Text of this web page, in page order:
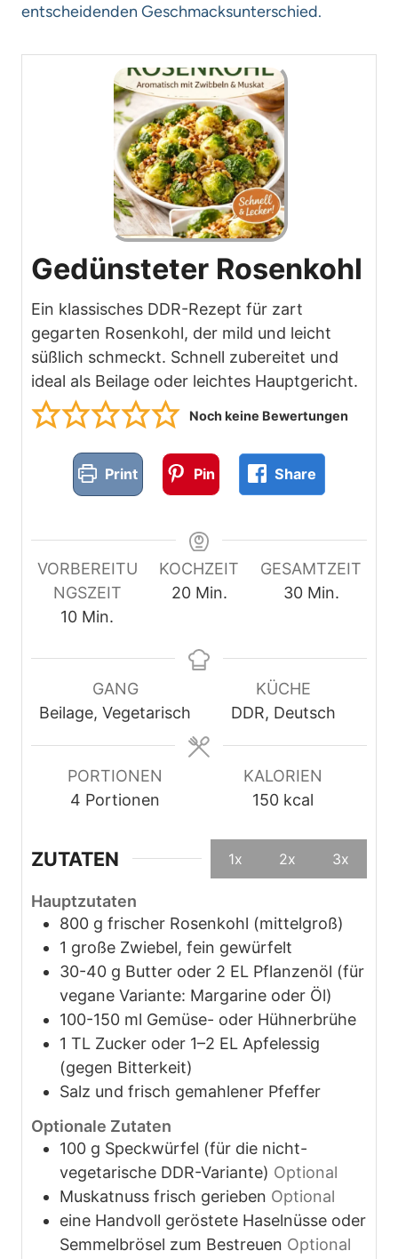
entscheidenden Geschmacksunterschied.
Gedünsteter Rosenkohl
Ein klassisches DDR-Rezept für zart
gegarten Rosenkohl, der mild und leicht
süßlich schmeckt. Schnell zubereitet und
ideal als Beilage oder leichtes Hauptgericht.
Noch keine Bewertungen
Print Pin Share
VORBEREITU
NGSZEIT
10M
n
t
Min.
KOCHZEIT
20M
u
e
n
Min.
GESAMTZEIT
30M
u
t
e
Min.
GANG
Beilage, Vegetarisch
KÜCHE
DDR, Deutsch
PORTIONEN
4 Portionen
KALORIEN
150 kcal
ZUTATEN 1x 2x 3x
Hauptzutaten
800 g frischer Rosenkohl (mittelgroß)
1 große Zwiebel, fein gewürfelt
30-40 g Butter oder 2 EL Pflanzenöl (für
vegane Variante: Margarine oder Öl)
100-150 ml Gemüse- oder Hühnerbrühe
1 TL Zucker oder 1–2 EL Apfelessig
(gegen Bitterkeit)
Salz und frisch gemahlener Pfeffer
Optionale Zutaten
100 g Speckwürfel (für die nicht-
vegetarische DDR-Variante) Optional
Muskatnuss frisch gerieben Optional
eine Handvoll geröstete Haselnüsse oder
Semmelbrösel zum Bestreuen Optional